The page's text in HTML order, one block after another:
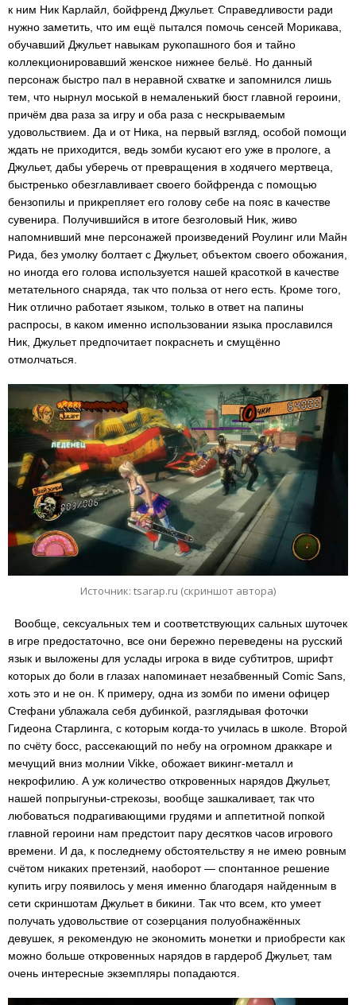
к ним Ник Карлайл, бойфренд Джульет. Справедливости ради
нужно заметить, что им ещё пытался помочь сенсей Морикава,
обучавший Джульет навыкам рукопашного боя и тайно
коллекционировавший женское нижнее бельё. Но данный
персонаж быстро пал в неравной схватке и запомнился лишь
тем, что нырнул моськой в немаленький бюст главной героини,
причём два раза за игру и оба раза с нескрываемым
удовольствием. Да и от Ника, на первый взгляд, особой помощи
ждать не приходится, ведь зомби кусают его уже в прологе, а
Джульет, дабы уберечь от превращения в ходячего мертвеца,
быстренько обезглавливает своего бойфренда с помощью
бензопилы и прикрепляет его голову себе на пояс в качестве
сувенира. Получившийся в итоге безголовый Ник, живо
напомнивший мне персонажей произведений Роулинг или Майн
Рида, без умолку болтает с Джульет, объектом своего обожания,
но иногда его голова используется нашей красоткой в качестве
метательного снаряда, так что польза от него есть. Кроме того,
Ник отлично работает языком, только в ответ на папины
распросы, в каком именно использовании языка прославился
Ник, Джульет предпочитает покраснеть и смущённо
отмолчаться.
Источник: tsarap.ru (скриншот автора)
Вообще, сексуальных тем и соответствующих сальных шуточек
в игре предостаточно, все они бережно переведены на русский
язык и выложены для услады игрока в виде субтитров, шрифт
которых до боли в глазах напоминает незабвенный Comic Sans,
хоть это и не он. К примеру, одна из зомби по имени офицер
Стефани ублажала себя дубинкой, разглядывая фоточки
Гидеона Старлинга, с которым когда-то училась в школе. Второй
по счёту босс, рассекающий по небу на огромном драккаре и
мечущий вниз молнии Vikke, обожает викинг-металл и
некрофилию. А уж количество откровенных нарядов Джульет,
нашей попрыгуньи-стрекозы, вообще зашкаливает, так что
любоваться подрагивающими грудями и аппетитной попкой
главной героини нам предстоит пару десятков часов игрового
времени. И да, к последнему обстоятельству я не имею ровным
счётом никаких претензий, наоборот — спонтанное решение
купить игру появилось у меня именно благодаря найденным в
сети скриншотам Джульет в бикини. Так что всем, кто умеет
получать удовольствие от созерцания полуобнажённых
девушек, я рекомендую не экономить монетки и приобрести как
можно больше откровенных нарядов в гардероб Джульет, там
очень интересные экземпляры попадаются.